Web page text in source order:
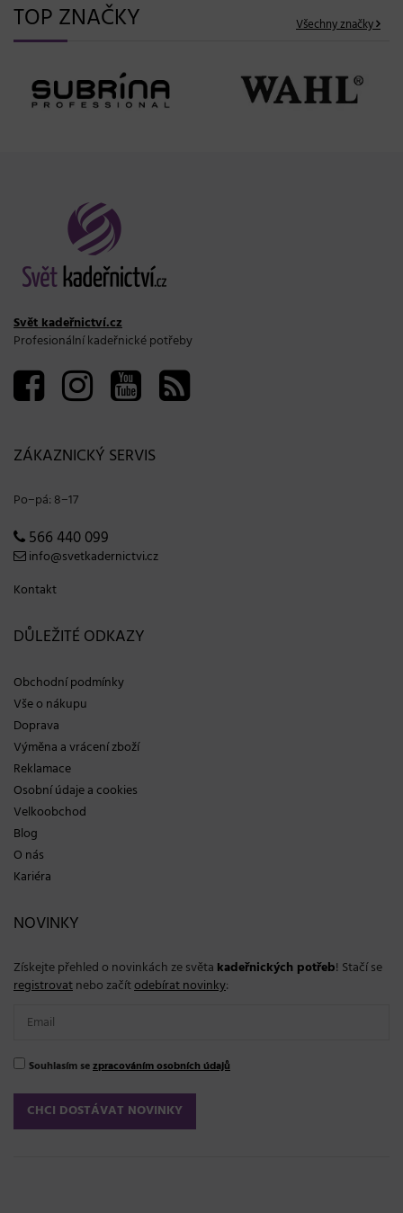
TOP ZNAČKY Všechny značky
Svět kadeřnictví.cz
Profesionální kadeřnické potřeby
ZÁKAZNICKÝ SERVIS
Po−pá: 8−17
566 440 099
info@svetkadernictvi.cz
Kontakt
DŮLEŽITÉ ODKAZY
Obchodní podmínky
Vše o nákupu
Doprava
Výměna a vrácení zboží
Reklamace
Osobní údaje a cookies
Velkoobchod
Blog
O nás
Kariéra
NOVINKY
Získejte přehled o novinkách ze světa kadeřnických potřeb! Stačí se
registrovatnebo začítodebírat novinky:
Souhlasím sezpracováním osobních údajů